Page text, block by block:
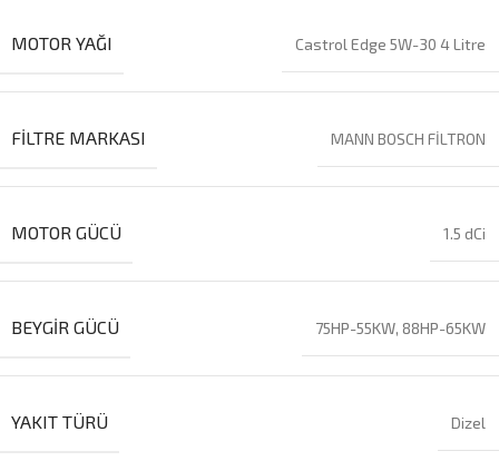
MOTOR YAĞI Castrol Edge 5W-30 4 Litre
FILTRE MARKASI MANN BOSCH FİLTRON
MOTOR GÜCÜ 1.5 dCi
BEYGIR GÜCÜ 75HP-55KW, 88HP-65KW
YAKIT TÜRÜ Dizel